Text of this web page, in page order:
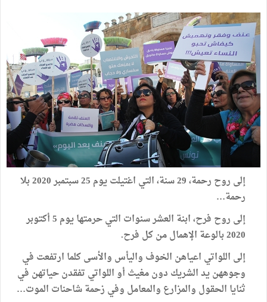
إلى روح رحمة، 29 سنة، التي اغتيلت يوم 25 سبتمبر 2020 بلا
رحمة…
إلى روح فرح، ابنة العشر سنوات التي حرمتها يوم 5 أكتوبر
2020 بالوعة الإهمال من كل فرح.
إلى اللواتي اعياهن الخوف واليأس والأسى كلما ارتفعت في
وجوههن يد الشريك دون مغيث أو اللواتي تفقدن حياتهن في
ثنايا الحقول والمزارع والمعامل وفي زحمة شاحنات الموت…